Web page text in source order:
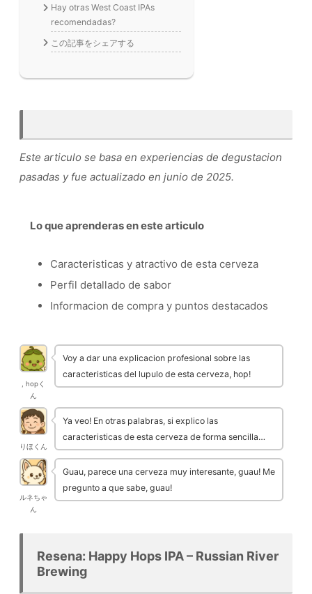
Hay otras West Coast IPAs
recomendadas?
この記事をシェアする
Este articulo se basa en experiencias de degustacion
pasadas y fue actualizado en junio de 2025.
Lo que aprenderas en este articulo
Caracteristicas y atractivo de esta cerveza
Perfil detallado de sabor
Informacion de compra y puntos destacados
, hopく
ん
Voy a dar una explicacion profesional sobre las
caracteristicas del lupulo de esta cerveza, hop!
りほくん
Ya veo! En otras palabras, si explico las
caracteristicas de esta cerveza de forma sencilla…
ルネちゃ
ん
Guau, parece una cerveza muy interesante, guau! Me
pregunto a que sabe, guau!
Resena: Happy Hops IPA – Russian River
Brewing